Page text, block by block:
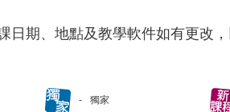
日期、地點及教學軟件如有更改
獨家